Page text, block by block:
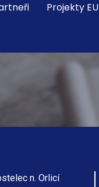
Projekty EU
n. Orlicí